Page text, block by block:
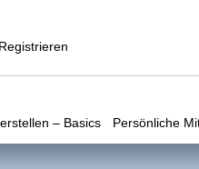
Registrieren
– Basics Persönliche